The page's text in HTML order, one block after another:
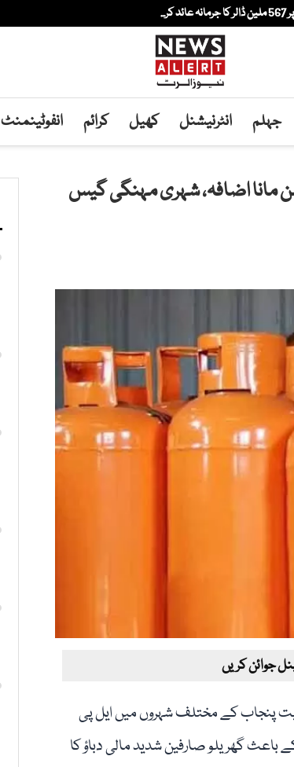
جہلم انٹرنیشنل کھیل کرائم انفوٹینمنٹ
مانا اضافہ، شہری مہنگی گیس
جوائن کریں
پنجاب کے مختلف شہروں میں ایل پی
گھریلو صارفین شدید مالی دباؤ کا